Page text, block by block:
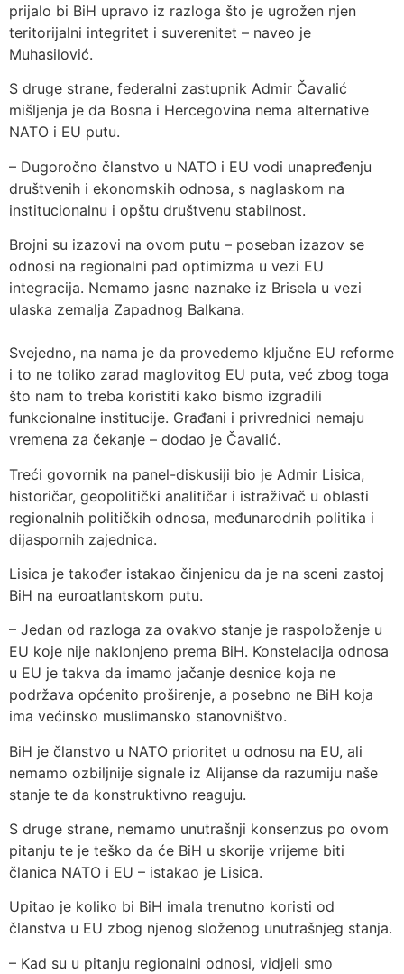
prijalo bi BiH upravo iz razloga što je ugrožen njen
teritorijalni integritet i suverenitet – naveo je
Muhasilović.
S druge strane, federalni zastupnik Admir Čavalić
mišljenja je da Bosna i Hercegovina nema alternative
NATO i EU putu.
– Dugoročno članstvo u NATO i EU vodi unapređenju
društvenih i ekonomskih odnosa, s naglaskom na
institucionalnu i opštu društvenu stabilnost.
Brojni su izazovi na ovom putu – poseban izazov se
odnosi na regionalni pad optimizma u vezi EU
integracija. Nemamo jasne naznake iz Brisela u vezi
ulaska zemalja Zapadnog Balkana.
Svejedno, na nama je da provedemo ključne EU reforme
i to ne toliko zarad maglovitog EU puta, već zbog toga
što nam to treba koristiti kako bismo izgradili
funkcionalne institucije. Građani i privrednici nemaju
vremena za čekanje – dodao je Čavalić.
Treći govornik na panel-diskusiji bio je Admir Lisica,
historičar, geopolitički analitičar i istraživač u oblasti
regionalnih političkih odnosa, međunarodnih politika i
dijaspornih zajednica.
Lisica je također istakao činjenicu da je na sceni zastoj
BiH na euroatlantskom putu.
– Jedan od razloga za ovakvo stanje je raspoloženje u
EU koje nije naklonjeno prema BiH. Konstelacija odnosa
u EU je takva da imamo jačanje desnice koja ne
podržava općenito proširenje, a posebno ne BiH koja
ima većinsko muslimansko stanovništvo.
BiH je članstvo u NATO prioritet u odnosu na EU, ali
nemamo ozbiljnije signale iz Alijanse da razumiju naše
stanje te da konstruktivno reaguju.
S druge strane, nemamo unutrašnji konsenzus po ovom
pitanju te je teško da će BiH u skorije vrijeme biti
članica NATO i EU – istakao je Lisica.
Upitao je koliko bi BiH imala trenutno koristi od
članstva u EU zbog njenog složenog unutrašnjeg stanja.
– Kad su u pitanju regionalni odnosi, vidjeli smo